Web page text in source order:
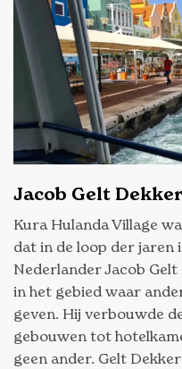
Jacob Gelt Dekker
Kura Hulanda Village
dat in de loop der jaren
Nederlander Jacob
in het gebied waar
geven. Hij verbouwde
gebouwen tot
geen ander. Gelt